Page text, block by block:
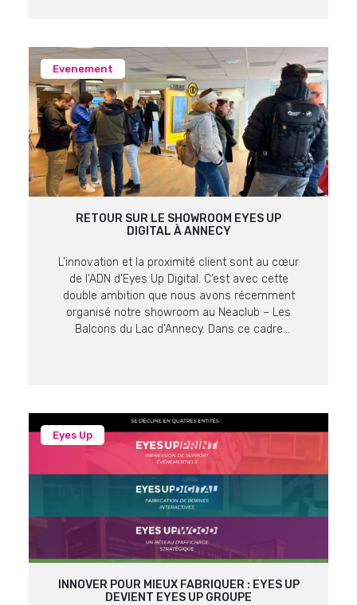
Evenement
RETOUR SUR LE SHOWROOM EYES UP
DIGITAL À ANNECY
L’innovation et la proximité client sont au cœur
de l’ADN d’Eyes Up Digital. C’est avec cette
double ambition que nous avons récemment
organisé notre showroom au Neaclub – Les
Balcons du Lac d’Annecy. Dans ce cadre
Eyes Up
INNOVER POUR MIEUX FABRIQUER : EYES UP
DEVIENT EYES UP GROUPE